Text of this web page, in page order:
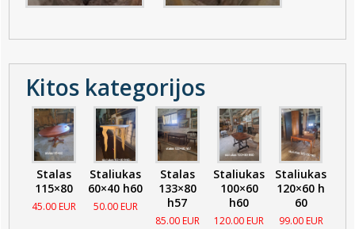
Kitos kategorijos
Stalas
115×80
45.00 EUR
Staliukas
60×40 h60
50.00 EUR
Stalas
133×80
h57
85.00 EUR
Staliukas
100×60
h60
120.00 EUR
Staliukas
120×60 h
60
99.00 EUR